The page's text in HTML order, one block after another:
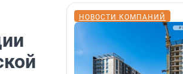
НОВОСТИ КОМПАНИЙ